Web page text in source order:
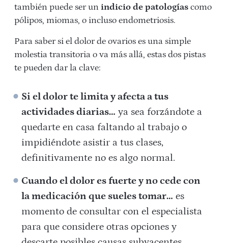
también puede ser un indicio de patologías como
pólipos, miomas, o incluso endometriosis.
Para saber si el dolor de ovarios es una simple
molestia transitoria o va más allá, estas dos pistas
te pueden dar la clave:
Si el dolor te limita y afecta a tus
actividades diarias… ya sea forzándote a
quedarte en casa faltando al trabajo o
impidiéndote asistir a tus clases,
definitivamente no es algo normal.
Cuando el dolor es fuerte y no cede con
la medicación que sueles tomar… es
momento de consultar con el especialista
para que considere otras opciones y